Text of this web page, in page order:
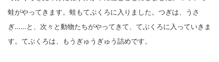
蛙がやってきます。蛙もてぶくろに入りました。つぎは、うさ
ぎ……と、次々と動物たちがやってきて、てぶくろに入っていきま
す。てぶくろは、もうぎゅうぎゅう詰めです。